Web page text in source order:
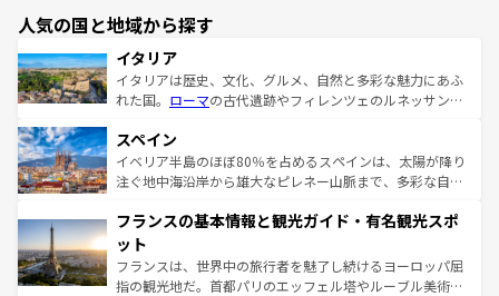
人気の国と地域から探す
イタリア
イタリアは歴史、文化、グルメ、自然と多彩な魅力にあふ
れた国。 ローマの古代遺跡やフィレンツェのルネッサンス
ろん、トスカーナの美しい田園風景やアマルフィ海岸の絶
景など、自然景観も見逃せない。観光の合間には、本場の
ピザやパスタなど、絶品のイタリア料理を堪能することも
ませてくれるイタリアで、忘れられない旅をしてみよう！
なお、新着のイタリア情報は
しい。
スペイン
イベリア半島のほぼ80％を占めるスペインは、太陽が降り
注ぐ地中海沿岸から雄大なピレネー山脈まで、多彩な自然
文化が根付くこの国では、情熱的なフラメンコ、熱気あふ
れる闘牛、そして美味しいタパスが生活の一部となってい
る。首都マドリードの洗練された雰囲気や、バルセロナの
アートに溢れた街角から、地方では古代ローマ遺跡や中世
フランスの基本情報と観光ガイド・有名観光スポ
ット
フランスは、世界中の旅行者を魅了し続けるヨーロッパ屈
指の観光地だ。首都パリのエッフェル塔やルーブル美術館